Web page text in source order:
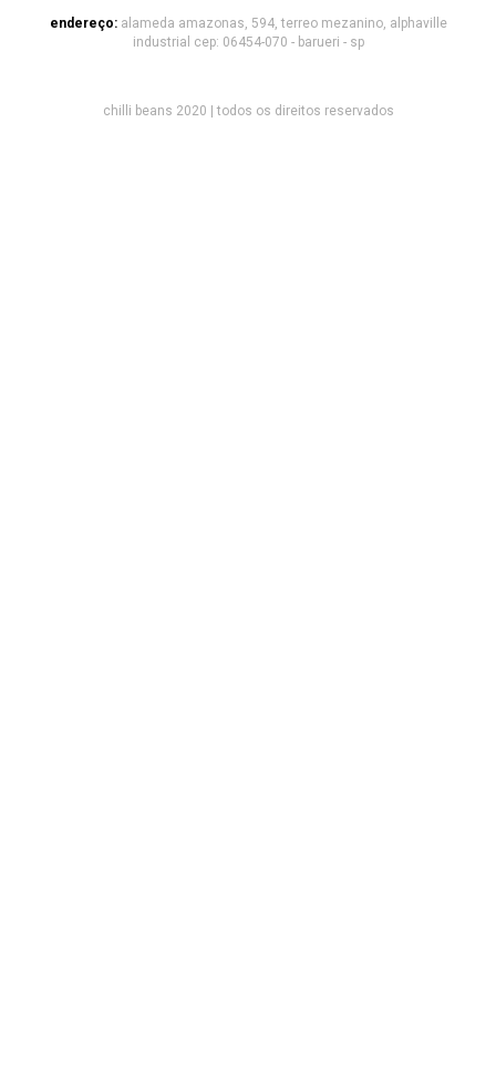
endereço: alameda amazonas, 594, terreo mezanino, alphaville
industrial cep: 06454-070 - barueri - sp
chilli beans 2020 | todos os direitos reservados